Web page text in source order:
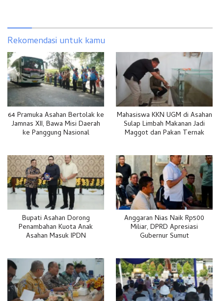
Rekomendasi untuk kamu
64 Pramuka Asahan Bertolak ke
Jamnas XII, Bawa Misi Daerah
ke Panggung Nasional
Mahasiswa KKN UGM di Asahan
Sulap Limbah Makanan Jadi
Maggot dan Pakan Ternak
Bupati Asahan Dorong
Penambahan Kuota Anak
Asahan Masuk IPDN
Anggaran Nias Naik Rp500
Miliar, DPRD Apresiasi
Gubernur Sumut